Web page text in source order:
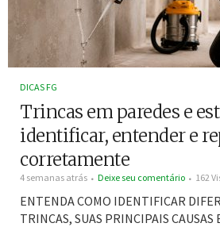
DICAS FG
Trincas em paredes e
identificar, entender e
corretamente
4 semanas atrás Deixe seu comentário 162
ENTENDA COMO IDENTIFICAR
TRINCAS, SUAS PRINCIPAIS CAUSAS